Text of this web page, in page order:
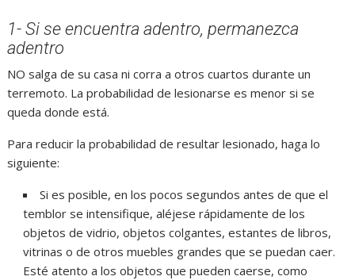
1- Si se encuentra adentro, permanezca
adentro
NO salga de su casa ni corra a otros cuartos durante un
terremoto. La probabilidad de lesionarse es menor si se
queda donde está.
Para reducir la probabilidad de resultar lesionado, haga lo
siguiente:
Si es posible, en los pocos segundos antes de que el
temblor se intensifique, aléjese rápidamente de los
objetos de vidrio, objetos colgantes, estantes de libros,
vitrinas o de otros muebles grandes que se puedan caer.
Esté atento a los objetos que pueden caerse, como